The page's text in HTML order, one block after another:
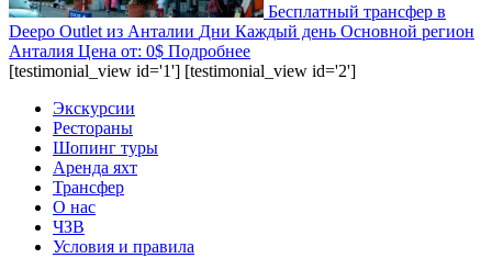
Бесплатный трансфер в
Deepo Outlet из Анталии Дни Каждый день Основной регион
Анталия Цена от: 0$ Подробнее
[testimonial_view id='1'] [testimonial_view id='2']
Экскурсии
Рестораны
Шопинг туры
Аренда яхт
Трансфер
О нас
ЧЗВ
Условия и правила